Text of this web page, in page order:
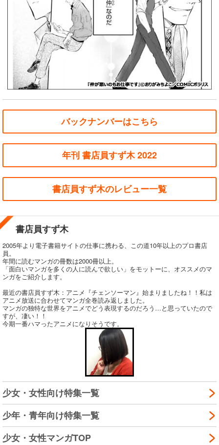
バックナンバーはこちら
年刊 書店員すず木 2022
書店員すず木のレビュー一覧
書店員すず木
2005年より電子書籍サイトの仕事に携わる、この道10年以上のプロ書店
員。
年間に読むマンガの冊数は2000冊以上。
「面白いマンガを多くの人に読んで欲しい」をモットーに、オススメのマ
ンガをご紹介します。
最近の書店員すず木：アニメ『チェンソーマン』始まりましたね！！私は
アニメ放送に合わせてマンガ全巻読み返しました。
マンガの独特な世界をアニメでどう表現するのだろう…と思っていたので
すが、凄い！！
今期一番ハマったアニメになりそうです。
少女・女性向け特集一覧
少年・青年向け特集一覧
少女・女性マンガTOP